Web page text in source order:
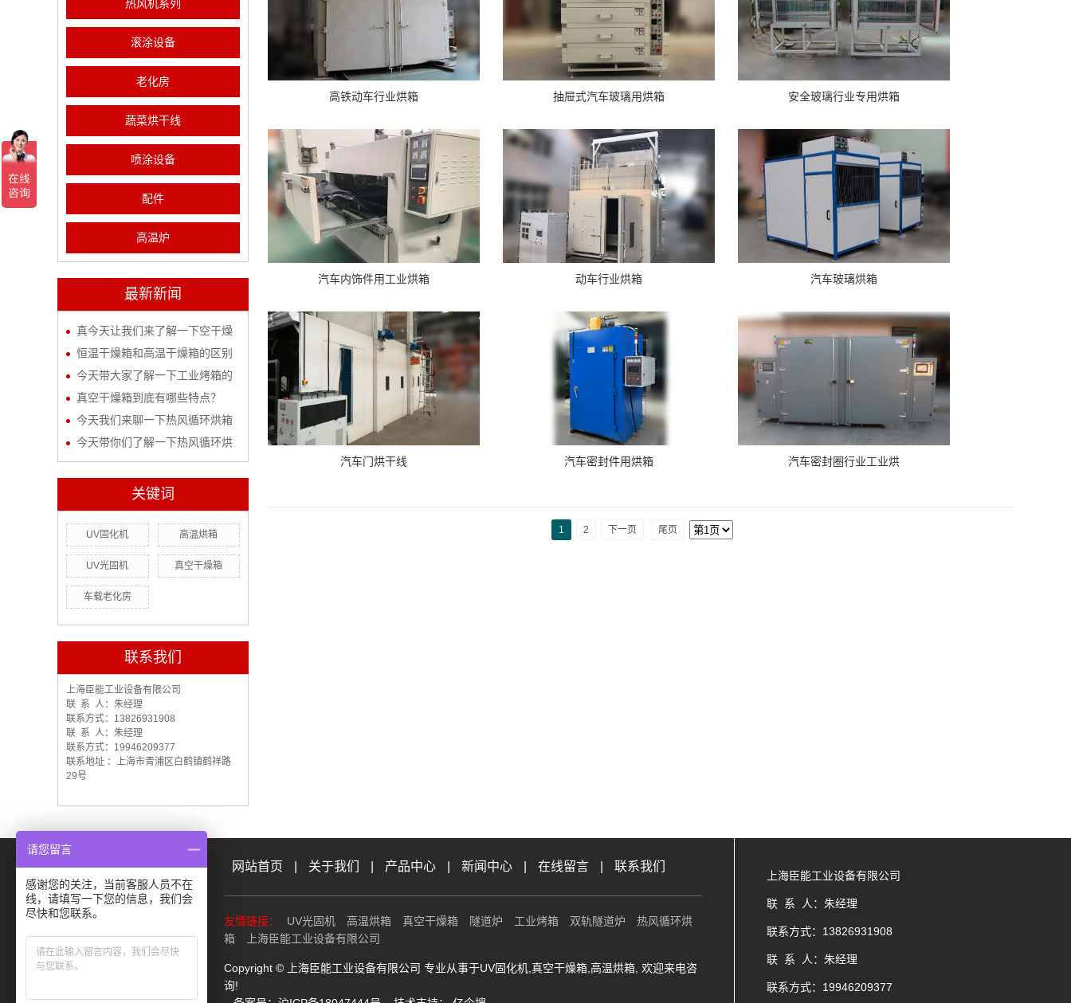
热风机系列
滚涂设备
老化房
蔬菜烘干线
喷涂设备
配件
高温炉
最新新闻
真今天让我们来了解一下空干燥
恒温干燥箱和高温干燥箱的区别
今天带大家了解一下工业烤箱的
真空干燥箱到底有哪些特点？
今天我们来聊一下热风循环烘箱
今天带你们了解一下热风循环烘
关键词
UV固化机 高温烘箱
UV光固机 真空干燥箱
车载老化房
联系我们
上海臣能工业设备有限公司
联 系 人：朱经理
联系方式：13826931908
联 系 人：朱经理
联系方式：19946209377
联系地址 ：上海市青浦区白鹤镇鹤祥路
29号
高铁动车行业烘箱 抽屉式汽车玻璃用烘箱 安全玻璃行业专用烘箱
汽车内饰件用工业烘箱 动车行业烘箱 汽车玻璃烘箱
汽车门烘干线 汽车密封件用烘箱 汽车密封圈行业工业烘
1 2 下一页 尾页
上海臣能工业设备有限公司
联 系 人：朱经理
联系方式：13826931908
联 系 人：朱经理
联系方式： 19946209377
网站首页 关于我们 产品中心 新闻中心 在线留言 联系我们
友情链接： UV光固机 高温烘箱 真空干燥箱 隧道炉 工业烤箱 双轨隧道炉
热风循环烘
箱
上海臣能工业设备有限公司
Copyright © 上海臣能工业设备有限公司 专业从事于UV固化机 真空干燥箱 高温烘箱 , 欢迎来电咨
询!
请您留言
感谢您的关注，当前客服人员不在
线，请填写一下您的信息，我们会
尽快和您联系。